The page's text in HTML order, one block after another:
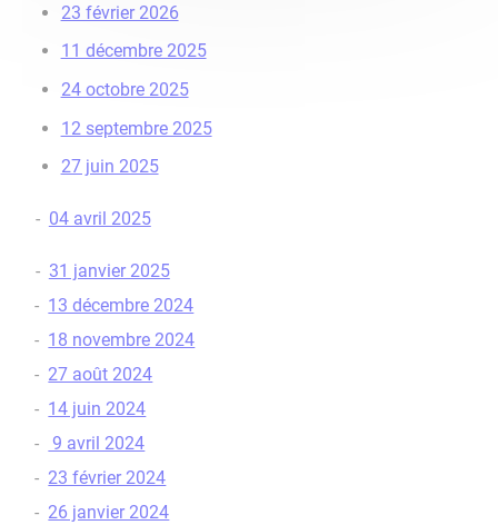
23 février 2026
11 décembre 2025
24 octobre 2025
12 septembre 2025
27 juin 2025
- 04 avril 2025
- 31 janvier 2025
- 13 décembre 2024
- 18 novembre 2024
- 27 août 2024
- 14 juin 2024
-
9 avril 2024
- 23 février 2024
- 26 janvier 2024